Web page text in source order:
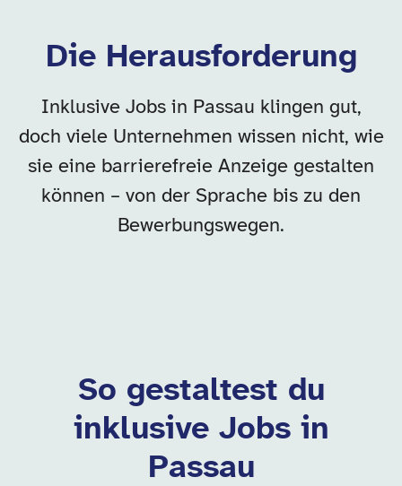
Die Herausforderung
Inklusive Jobs in Passau klingen gut,
doch viele Unternehmen wissen nicht, wie
sie eine barrierefreie Anzeige gestalten
können – von der Sprache bis zu den
Bewerbungswegen.
So gestaltest du
inklusive Jobs in
Passau